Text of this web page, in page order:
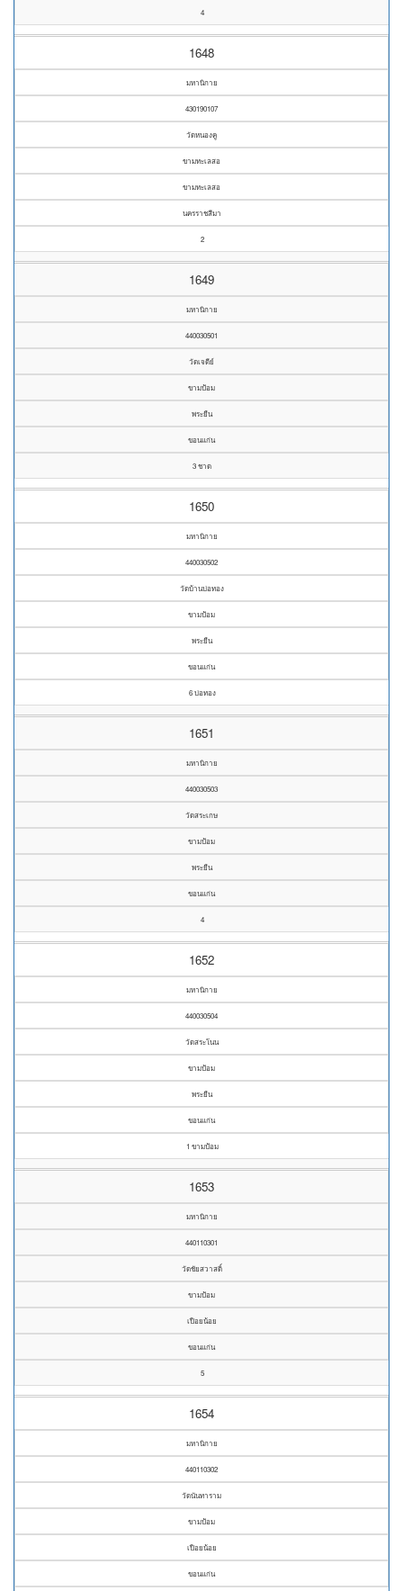
4
1648
มหานิกาย
430190107
วัดหนองคู
ขามทะเลสอ
ขามทะเลสอ
นครราชสีมา
2
1649
มหานิกาย
440030501
วัดเจดีย์
ขามป้อม
พระยืน
ขอนแก่น
3 ชาด
1650
มหานิกาย
440030502
วัดบ้านบ่อทอง
ขามป้อม
พระยืน
ขอนแก่น
6 บ่อทอง
1651
มหานิกาย
440030503
วัดสระเกษ
ขามป้อม
พระยืน
ขอนแก่น
4
1652
มหานิกาย
440030504
วัดสระโนน
ขามป้อม
พระยืน
ขอนแก่น
1 ขามป้อม
1653
มหานิกาย
440110301
วัดชัยสวาสดิ์
ขามป้อม
เปือยน้อย
ขอนแก่น
5
1654
มหานิกาย
440110302
วัดนันทาราม
ขามป้อม
เปือยน้อย
ขอนแก่น